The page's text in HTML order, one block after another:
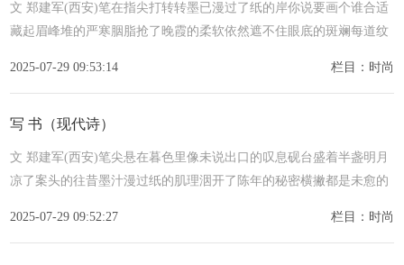
文 郑建军(西安)笔在指尖打转转墨已漫过了纸的岸你说要画个谁合适
藏起眉峰堆的严寒胭脂抢了晚霞的柔软依然遮不住眼底的斑斓每道纹
2025-07-29 09:53:14
栏目：时尚
写 书（现代诗）
文 郑建军(西安)笔尖悬在暮色里像未说出口的叹息砚台盛着半盏明月
凉了案头的往昔墨汁漫过纸的肌理洇开了陈年的秘密横撇都是未愈的
2025-07-29 09:52:27
栏目：时尚